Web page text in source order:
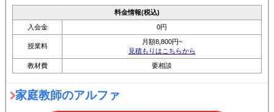
料金情報(税込)
入会金
0円
授業料
月額8,800円~
見積もりはこちらから
教材費
要相談
家庭教師のアルファ